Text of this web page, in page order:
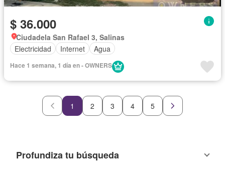
$ 36.000
Ciudadela San Rafael 3, Salinas
Electricidad
Internet Agua
Hace 1 semana, 1 día en - OWNERS
1 2 3 4 5
Profundiza tu búsqueda